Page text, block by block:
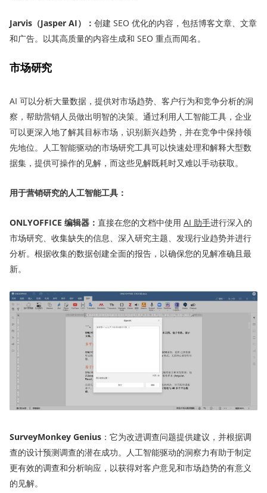
Jarvis （Jasper AI） ： 创建 SEO 优化的内容，包括博客文章、文章
和广告。以其高质量的内容生成和 SEO 重点而闻名。
市场研究
AI 可以分析大量数据，提供对市场趋势、客户行为和竞争分析的洞
察，帮助营销人员做出明智的决策。通过利用人工智能工具，企业
可以更深入地了解其目标市场，识别新兴趋势，并在竞争中保持领
先地位。人工智能驱动的市场研究工具可以快速处理和解释大型数
据集，提供可操作的见解，而这些见解既耗时又难以手动获取。
用于营销研究的人工智能工具：
ONLYOFFICE 编辑器 ： 直接在您的文档中使用 AI 助手进行深入的
市场研究、收集缺失的信息、深入研究主题、发现行业趋势并进行
分析。根据收集的数据创建全面的报告，以确保您的见解准确且最
新。
SurveyMonkey Genius ：它为改进调查问题提供建议，并根据调
查的设计预测调查的潜在成功。人工智能驱动的洞察力有助于制定
更有效的调查和分析响应，以获得对客户意见和市场趋势的有意义
的见解。